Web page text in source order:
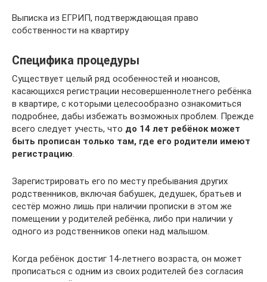
Выписка из ЕГРИП, подтверждающая право
собственности на квартиру
Специфика процедуры
Существует целый ряд особенностей и нюансов,
касающихся регистрации несовершеннолетнего ребёнка
в квартире, с которыми целесообразно ознакомиться
подробнее, дабы избежать возможных проблем. Прежде
всего следует учесть, что до 14 лет ребёнок может
быть прописан только там, где его родители имеют
регистрацию.
Зарегистрировать его по месту пребывания других
родственников, включая бабушек, дедушек, братьев и
сестёр можно лишь при наличии прописки в этом же
помещении у родителей ребёнка, либо при наличии у
одного из родственников опеки над малышом.
Когда ребёнок достиг 14-летнего возраста, он может
прописаться с одним из своих родителей без согласия